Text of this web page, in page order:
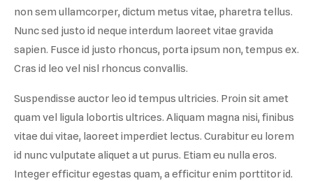
non sem ullamcorper, dictum metus vitae, pharetra tellus.
Nunc sed justo id neque interdum laoreet vitae gravida
sapien. Fusce id justo rhoncus, porta ipsum non, tempus ex.
Cras id leo vel nisl rhoncus convallis.
Suspendisse auctor leo id tempus ultricies. Proin sit amet
quam vel ligula lobortis ultrices. Aliquam magna nisi, finibus
vitae dui vitae, laoreet imperdiet lectus. Curabitur eu lorem
id nunc vulputate aliquet a ut purus. Etiam eu nulla eros.
Integer efficitur egestas quam, a efficitur enim porttitor id.